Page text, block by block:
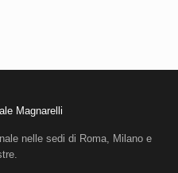
nelle sedi di Roma, Milano e